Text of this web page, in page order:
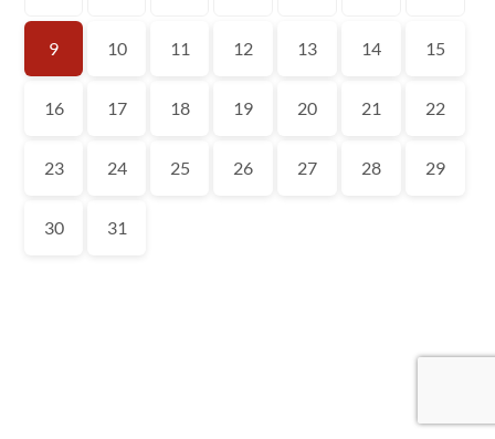
9 10 11 12 13 14 15
16 17 18 19 20 21 22
23 24 25 26 27 28 29
30 31